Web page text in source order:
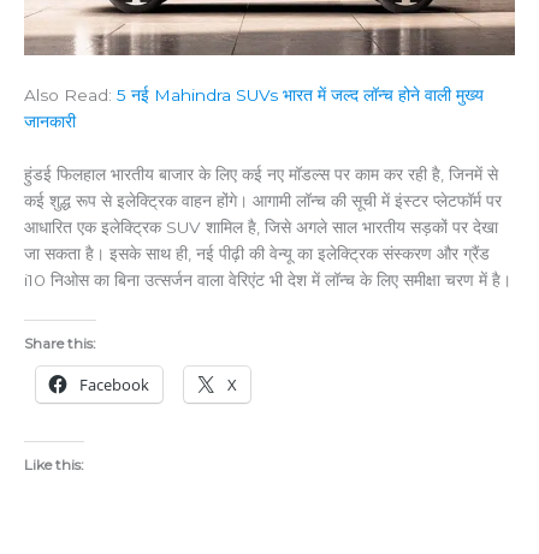
Also Read: 5 नई Mahindra SUVs भारत में जल्द लॉन्च होने वाली मुख्य
जानकारी
हुंडई फिलहाल भारतीय बाजार के लिए कई नए मॉडल्स पर काम कर रही है, जिनमें से
कई शुद्ध रूप से इलेक्ट्रिक वाहन होंगे। आगामी लॉन्च की सूची में इंस्टर प्लेटफॉर्म पर
आधारित एक इलेक्ट्रिक SUV शामिल है, जिसे अगले साल भारतीय सड़कों पर देखा
जा सकता है। इसके साथ ही, नई पीढ़ी की वेन्यू का इलेक्ट्रिक संस्करण और ग्रैंड
i10 निओस का बिना उत्सर्जन वाला वेरिएंट भी देश में लॉन्च के लिए समीक्षा चरण में है।
Share this:
Facebook X
Like this: